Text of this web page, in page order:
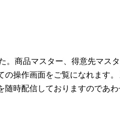
。商品マスター、得意先マス
操作画面をご覧になれます
時配信しておりますのであわ